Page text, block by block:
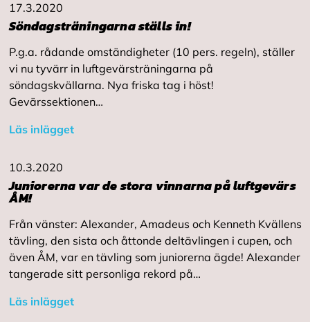
17.3.2020
Söndagsträningarna ställs in!
P.g.a. rådande omständigheter (10 pers. regeln), ställer
vi nu tyvärr in luftgevärsträningarna på
söndagskvällarna. Nya friska tag i höst!
Gevärssektionen…
Läs inlägget
10.3.2020
Juniorerna var de stora vinnarna på luftgevärs
ÅM!
Från vänster: Alexander, Amadeus och Kenneth Kvällens
tävling, den sista och åttonde deltävlingen i cupen, och
även ÅM, var en tävling som juniorerna ägde! Alexander
tangerade sitt personliga rekord på…
Läs inlägget